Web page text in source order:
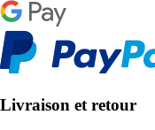
Livraison et retour